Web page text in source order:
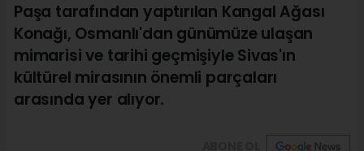
Paşa tarafından yaptırılan Kangal Ağası
Konağı, Osmanlı'dan günümüze ulaşan
mimarisi ve tarihi geçmişiyle Sivas'ın
kültürel mirasının önemli parçaları
arasında yer alıyor.